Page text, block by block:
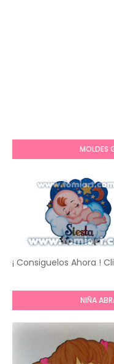
MOLDES
¡ Consiguelos Ahora !
NIÑA